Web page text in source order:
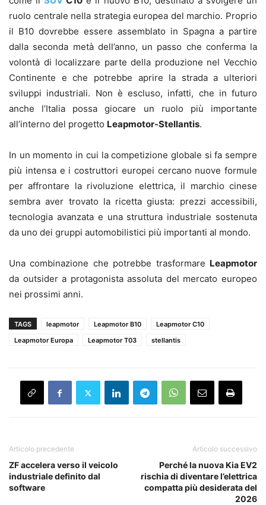
ruolo centrale nella strategia europea del marchio. Proprio
il B10 dovrebbe essere assemblato in Spagna a partire
dalla seconda metà dell’anno, un passo che conferma la
volontà di localizzare parte della produzione nel Vecchio
Continente e che potrebbe aprire la strada a ulteriori
sviluppi industriali. Non è escluso, infatti, che in futuro
anche l’Italia possa giocare un ruolo più importante
all’interno del progetto Leapmotor-Stellantis.
In un momento in cui la competizione globale si fa sempre
più intensa e i costruttori europei cercano nuove formule
per affrontare la rivoluzione elettrica, il marchio cinese
sembra aver trovato la ricetta giusta: prezzi accessibili,
tecnologia avanzata e una struttura industriale sostenuta
da uno dei gruppi automobilistici più importanti al mondo.
Una combinazione che potrebbe trasformare Leapmotor
da outsider a protagonista assoluta del mercato europeo
nei prossimi anni.
TAGS leapmotor Leapmotor B10
Leapmotor C10
Leapmotor Europa
Leapmotor T03 stellantis
Articolo precedente
ZF accelera verso il veicolo
industriale definito dal
software
Articolo successivo
Perché la nuova Kia EV2
rischia di diventare l’elettrica
compatta più desiderata del
2026